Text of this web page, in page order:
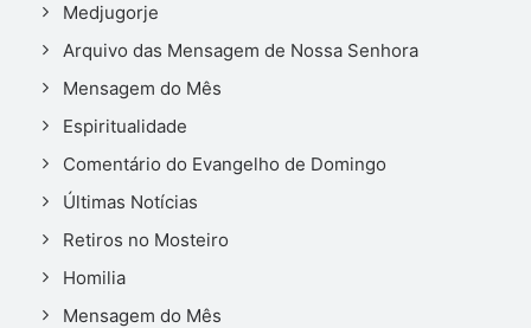
Medjugorje
Arquivo das Mensagem de Nossa Senhora
Mensagem do Mês
Espiritualidade
Comentário do Evangelho de Domingo
Últimas Notícias
Retiros no Mosteiro
Homilia
Mensagem do Mês